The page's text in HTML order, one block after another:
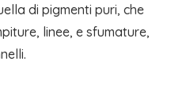
di pigmenti puri, che
linee, e sfumature,